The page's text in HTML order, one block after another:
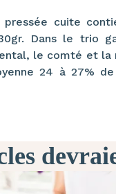
cuite
Dans le trio
le comté et la
24 à 27%